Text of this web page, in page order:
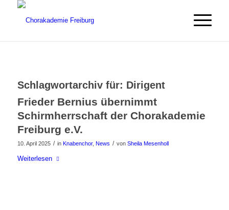
Schlagwortarchiv für: Dirigent
Frieder Bernius übernimmt
Schirmherrschaft der Chorakademie
Freiburg e.V.
10. April 2025 / in Knabenchor, News / von Sheila Mesenholl
Weiterlesen